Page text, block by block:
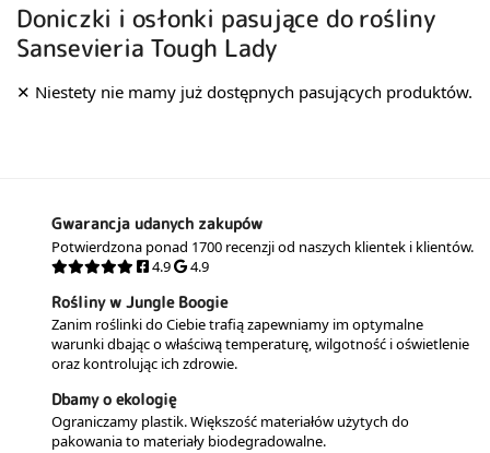
Doniczki i osłonki pasujące do rośliny
Sansevieria Tough Lady
Gwarancja udanych zakupów
Potwierdzona ponad 1700 recenzji od naszych klientek i klientów.
4.9
4.9
Rośliny w Jungle Boogie
Zanim roślinki do Ciebie trafią zapewniamy im optymalne
warunki dbając o właściwą temperaturę, wilgotność i oświetlenie
oraz kontrolując ich zdrowie.
Dbamy o ekologię
Ograniczamy plastik. Większość materiałów użytych do
pakowania to materiały biodegradowalne.